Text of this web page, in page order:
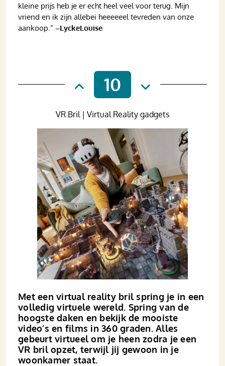
kleine prijs heb je er echt heel veel voor terug. Mijn
vriend en ik zijn allebei heeeeeel tevreden van onze
aankoop.” –LyckeLouise
10
Met een virtual reality bril spring je in een
volledig virtuele wereld. Spring van de
hoogste daken en bekijk de mooiste
video’s en films in 360 graden. Alles
gebeurt virtueel om je heen zodra je een
VR bril opzet, terwijl jij gewoon in je
woonkamer staat.
VR Bril | Virtual Reality gadgets